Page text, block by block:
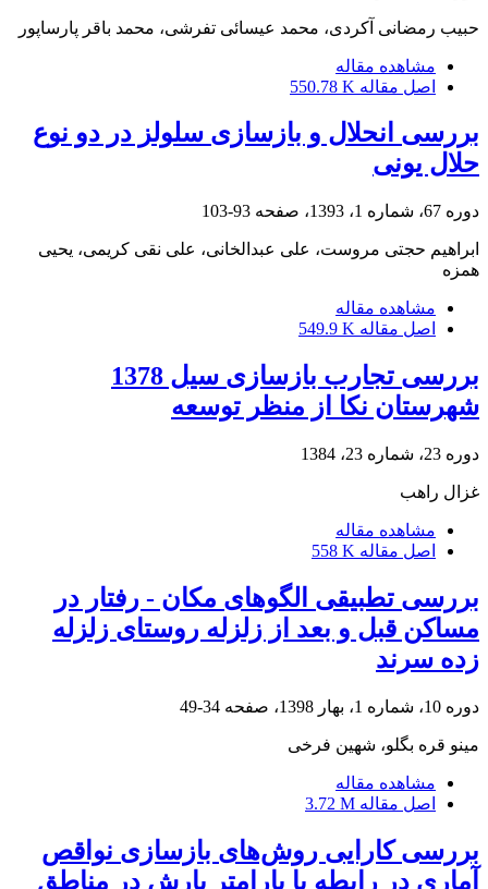
حبیب رمضانی آکردی، محمد عیسائی تفرشی، محمد باقر پارساپور
مشاهده مقاله
اصل مقاله 550.78 K
بررسی انحلال و بازسازی سلولز در دو نوع
حلال یونی
دوره 67، شماره 1، 1393، صفحه 93-103
ابراهیم حجتی مروست، علی عبدالخانی، علی نقی کریمی، یحیی
همزه
مشاهده مقاله
اصل مقاله 549.9 K
بررسی تجارب بازسازی سیل 1378
شهرستان نکا از منظر توسعه
دوره 23، شماره 23، 1384
غزال راهب
مشاهده مقاله
اصل مقاله 558 K
بررسی تطبیقی الگوهای مکان - رفتار در
مساکن قبل و بعد از زلزله روستای زلزله
زده سرند
دوره 10، شماره 1، بهار 1398، صفحه 34-49
مینو قره بگلو، شهین فرخی
مشاهده مقاله
اصل مقاله 3.72 M
بررسی کارایی روش‌های بازسازی نواقص
آماری در رابطه با پارامتر بارش در مناطق